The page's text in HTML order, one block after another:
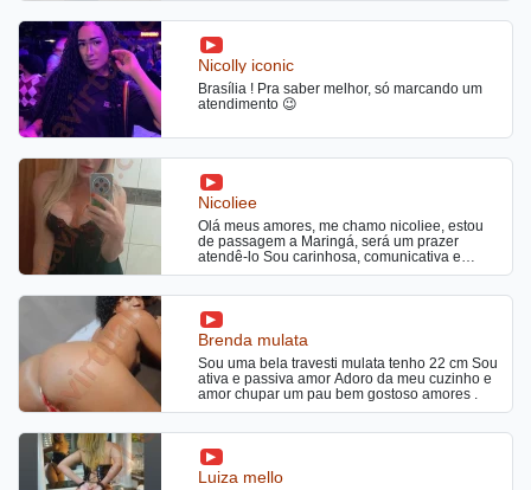
EDUCADA E CHEIROSA, BOM PAPO✅✅✅ 🏠
ATENDO COM LOCAL OU NO SEU LOCAL
OU MOTEL O QUE VOCÊ PREFERIR AMOR
🏠 🟣🟣🟣ASSINE MEUS CONTEÚDOS💜💜💜
carinhosa, educada, simpatica, cheirosa, ate
ciosa, tenho experiencia com iniciantes, faço
oral natural, beijo grego, fio terra, beijo na
boca e massagem relaxante, caso queira tirar
mais duvidas sobre meu atendimento, é só
entrar em contato, bjs😘
Nicolly iconic
Brasília ! Pra saber melhor, só marcando um
atendimento 😉
Nicoliee
Olá meus amores, me chamo nicoliee, estou
de passagem a Maringá, será um prazer
atendê-lo Sou carinhosa, comunicativa e
sigilosa., atendo no meu local, com total
Brenda mulata
Sou uma bela travesti mulata tenho 22 cm Sou
ativa e passiva amor Adoro da meu cuzinho e
amor chupar um pau bem gostoso amores .
Luiza mello